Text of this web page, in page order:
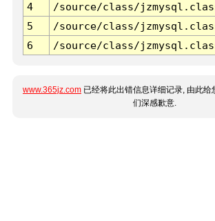
4
/source/class/
5
/source/class/
6
/source/class/
www.365jz.com 已经将此出错信息详细记录, 由此
们深感歉意.